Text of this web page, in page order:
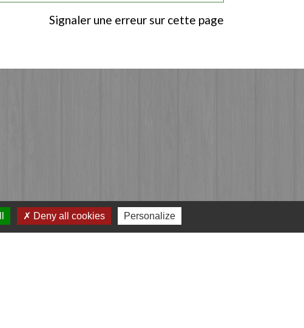
Signaler une erreur sur cette page
Deny all cookies Personalize